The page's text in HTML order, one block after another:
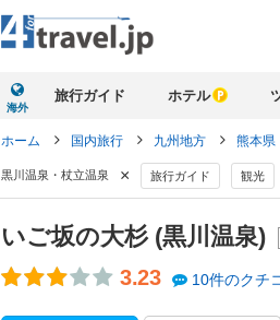
海外
旅行ガイド ホテル
ホーム 国内旅行 九州地方 熊本県
黒川温泉・杖立温泉 × 旅行ガイド 観光
いご坂の大杉 (黒川温泉)
3.23 10件のクチ